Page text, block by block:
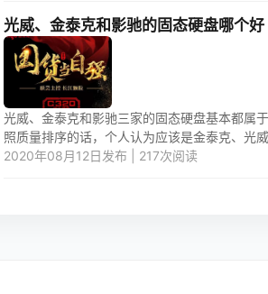
光威、金泰克和影驰的固态硬盘哪个好
光威、金泰克和影驰三家的固态硬盘基本都属
照质量排序的话，个人认为应该是金泰克、光
2020年08月12日发布 | 217次阅读